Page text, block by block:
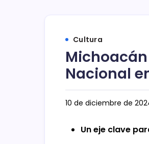
Cultura
Nacional
10 de diciembre de
Un eje clave